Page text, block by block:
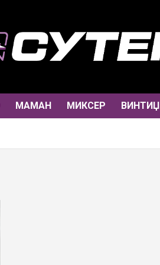
МАМАН МИКСЕР ВИНТИЏ